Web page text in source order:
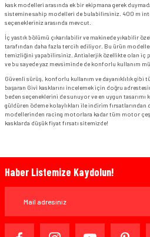
kask modelleri arasında ek bir ekipmana gerek
sistemine sahip modelleri de bulabilirsiniz. 400 m
seçenekleriniz arasında mevcut.
İç yastık bölümü çıkarılabilir ve makinede yıkabilir
tarafından daha fazla tercih ediliyor. Bu ürün
temizliğini yapabilirsiniz. Antialerjik özellikte olan iç
ve bu sayede yaz mevsiminde de konforlu kullanım
Güvenli sürüş, konforlu kullanım ve dayanıklılık gibi
başaran Givi kasklarını incelemek için doğru
beden seçeneklerini de sunuyor ve en uygun tasarımı
güldüren ödeme kolaylıkları ile indirim
modellerinden racing motorlara kadar tüm motor
kasklarda düşük fiyat fırsatı sitemizde!
Haber Listemize Kaydolun!